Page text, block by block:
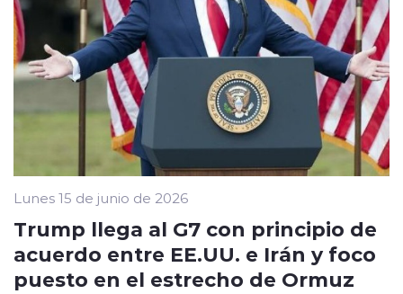
Lunes 15 de junio de 2026
Trump llega al G7 con principio de
acuerdo entre EE.UU. e Irán y foco
puesto en el estrecho de Ormuz